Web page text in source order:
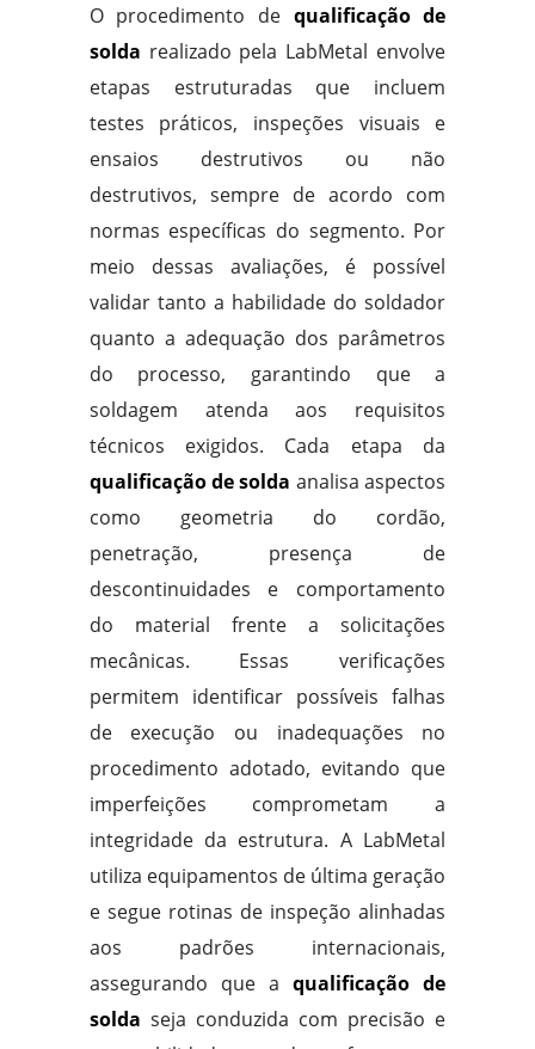
O procedimento de qualificação de
solda realizado pela LabMetal envolve
etapas estruturadas que incluem
testes práticos, inspeções visuais e
ensaios destrutivos ou não
destrutivos, sempre de acordo com
normas específicas do segmento. Por
meio dessas avaliações, é possível
validar tanto a habilidade do soldador
quanto a adequação dos parâmetros
do processo, garantindo que a
soldagem atenda aos requisitos
técnicos exigidos. Cada etapa da
qualificação de solda analisa aspectos
como geometria do cordão,
penetração, presença de
descontinuidades e comportamento
do material frente a solicitações
mecânicas. Essas verificações
permitem identificar possíveis falhas
de execução ou inadequações no
procedimento adotado, evitando que
imperfeições comprometam a
integridade da estrutura. A LabMetal
utiliza equipamentos de última geração
e segue rotinas de inspeção alinhadas
aos padrões internacionais,
assegurando que aqualificação de
solda seja conduzida com precisão e